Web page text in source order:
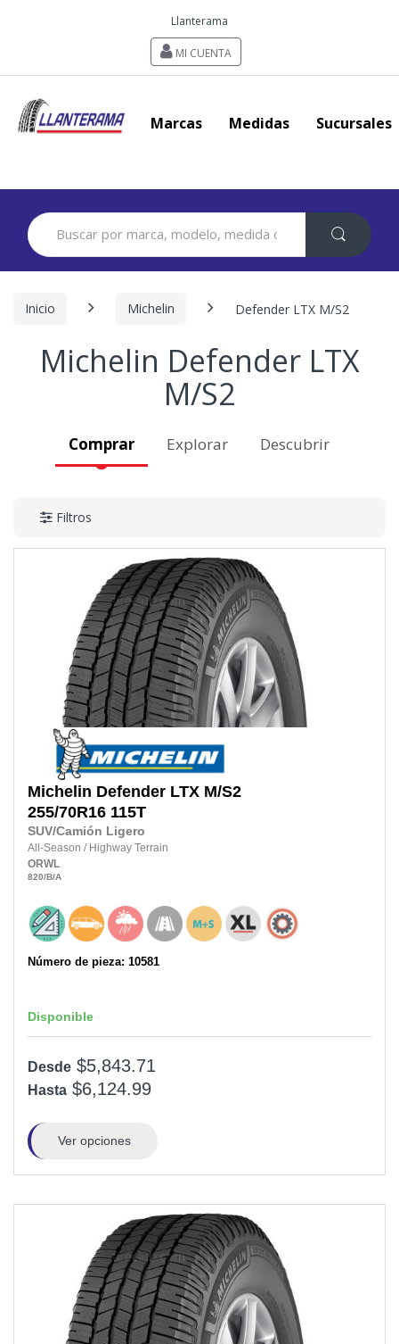
Llanterama
MI CUENTA
Marcas Medidas Sucursales
Search
for:
Inicio Michelin Defender LTX M/S2
Michelin Defender LTX
M/S2
Comprar Explorar Descubrir
Filtros
Michelin Defender LTX M/S2
255/70R16 115T
SUV/Camión Ligero
All-Season / Highway Terrain
ORWL
820/B/A
Número de pieza: 10581
Disponible
Desde $5,843.71
Hasta $6,124.99
Ver opciones